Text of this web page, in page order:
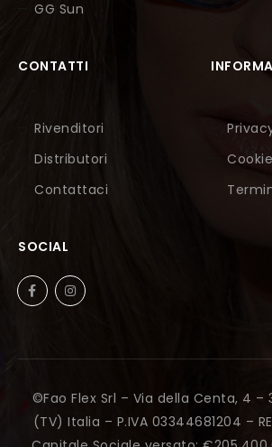
GG Sun
CONTATTI
Rivenditori
Distributori
Contattaci
SOCIAL
©Fao Flex Srl – Via della Centa, 4 –
(TV) Italia – P.IVA 03344681204 –